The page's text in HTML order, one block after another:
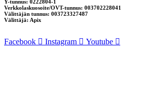
Y-tunnus: 0222804-1
Verkkolaskuosoite/OVT-tunnus: 003702228041
Välittäjän tunnus: 003723327487
Välittäjä: Apix
Facebook Instagram Youtube